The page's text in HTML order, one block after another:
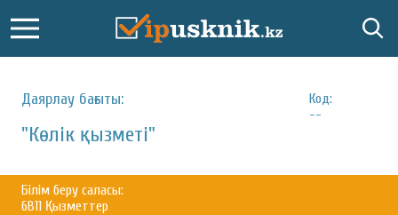
Даярлау бағыты:
Код:
--
"Көлік қызметі"
Білім беру саласы:
6B11 Қызметтер